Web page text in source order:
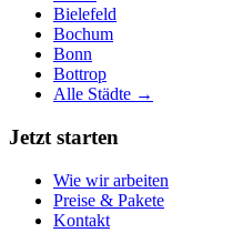
Bielefeld
Bochum
Bonn
Bottrop
Alle Städte →
Jetzt starten
Wie wir arbeiten
Preise & Pakete
Kontakt